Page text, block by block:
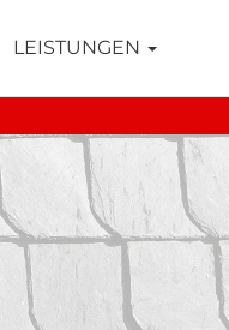
LEISTUNGEN